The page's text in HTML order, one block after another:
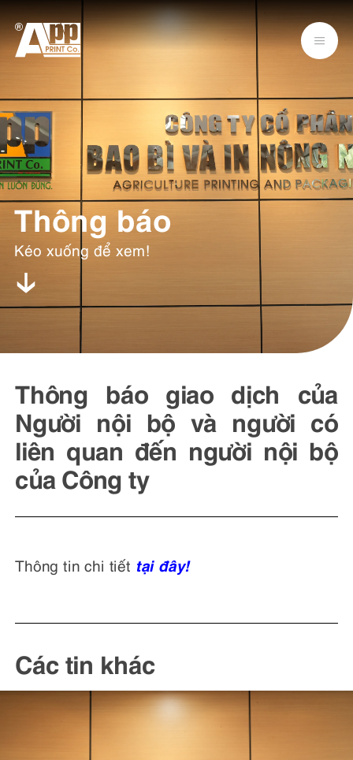
Thông báo
Kéo xuống để xem!
Thông báo giao dịch của
Người nội bộ và người có
liên quan đến người nội bộ
của Công ty
Thông tin chi tiết tại đây!
Các tin khác